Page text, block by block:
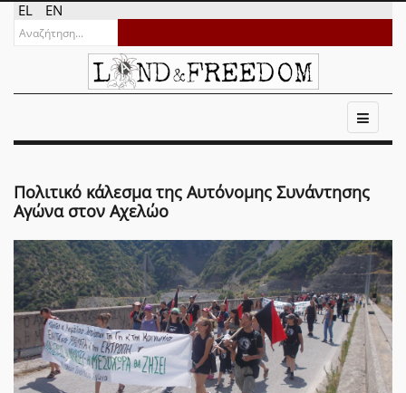
EL EN
Πολιτικό κάλεσμα της Αυτόνομης Συνάντησης
Αγώνα στον Αχελώο